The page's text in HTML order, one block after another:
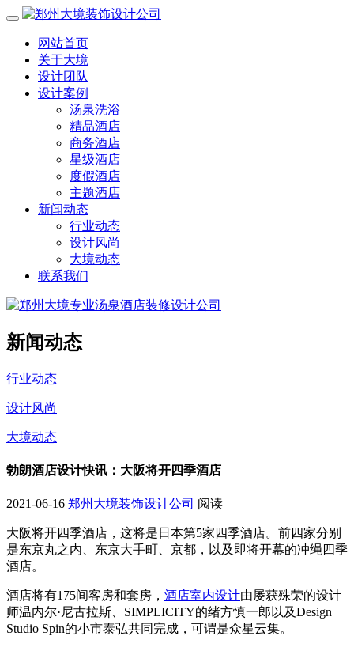
网站首页
关于大境
设计团队
设计案例
汤泉洗浴
精品酒店
商务酒店
星级酒店
度假酒店
主题酒店
新闻动态
行业动态
设计风尚
大境动态
联系我们
新闻动态
行业动态
设计风尚
大境动态
勃朗酒店设计快讯：大阪将开四季酒店
2021-06-16 郑州大境装饰设计公司 阅读
大阪将开四季酒店，这将是日本第5家四季酒店。前四家分别
是东京丸之内、东京大手町、京都，以及即将开幕的冲绳四季
酒店。
酒店将有175间客房和套房， 酒店室内设计由屡获殊荣的设计
师温内尔·尼古拉斯、SIMPLICITY的绪方慎一郎以及Design
Studio Spin的小市泰弘共同完成，可谓是众星云集。